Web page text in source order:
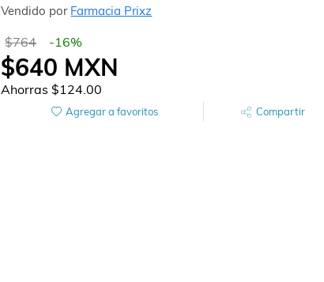
Vendido por Farmacia Prixz
$764 -16%
$640 MXN
Ahorras$124.00
Agregar a favoritos Compartir